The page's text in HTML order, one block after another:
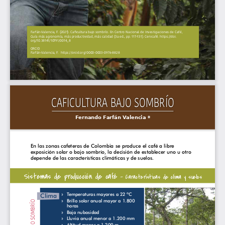
Farfán-Valencia, F. (2021). Caficultura bajo sombrío. En Centro Nacional de Investigaciones de Café,
Guía más agronomía, más productividad, más calidad (3a ed., pp. 117–131). Cenicafé. https://doi.
org/10.38141/10791/0014_8
ORCID
Farfán-Valencia, F.  https://orcid.org/0000-0003-0976-8828
CAFICULTURA BAJO SOMBRÍO
Fernando Farfán Valencia *
En las zonas cafeteras de Colombia se produce el café a libre
exposición solar o bajo sombrío, la decisión de establecer uno u otro
depende de las características climáticas y de suelos.
Sistemas de producción de café - Características de clima y suelos
î
Temperaturas mayores a 22 ºC
î
Brillo solar anual mayor a 1.800
horas
î
Baja nubosidad
î
Lluvia anual menor a 1.200 mm
Clima